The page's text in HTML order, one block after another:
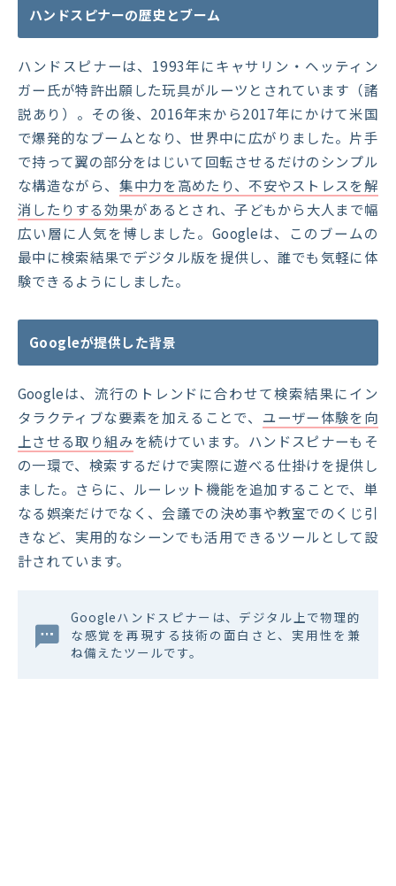
ハンドスピナーの歴史とブーム
ハンドスピナーは、1993年にキャサリン・ヘッティン
ガー氏が特許出願した玩具がルーツとされています（諸
説あり）。その後、2016年末から2017年にかけて米国
で爆発的なブームとなり、世界中に広がりました。片手
で持って翼の部分をはじいて回転させるだけのシンプル
な構造ながら、 集中力を高めたり、不安やストレスを解
消したりする効果があるとされ、子どもから大人まで幅
広い層に人気を博しました。Googleは、このブームの
最中に検索結果でデジタル版を提供し、誰でも気軽に体
験できるようにしました。
Googleが提供した背景
Googleは、流行のトレンドに合わせて検索結果にイン
タラクティブな要素を加えることで、 ユーザー体験を向
上させる取り組みを続けています。ハンドスピナーもそ
の一環で、検索するだけで実際に遊べる仕掛けを提供し
ました。さらに、ルーレット機能を追加することで、単
なる娯楽だけでなく、会議での決め事や教室でのくじ引
きなど、実用的なシーンでも活用できるツールとして設
計されています。
Googleハンドスピナーは、デジタル上で物理的
な感覚を再現する技術の面白さと、実用性を兼
ね備えたツールです。